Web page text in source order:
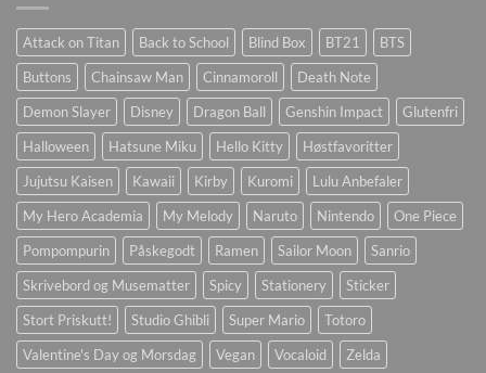
Attack on Titan Back to School Blind Box BT21
BTS
Buttons
Chainsaw Man Cinnamoroll
Death Note
Demon Slayer
Disney Dragon Ball Genshin Impact
Glutenfri
Halloween
Hatsune Miku Hello Kitty
Høstfavoritter
Jujutsu Kaisen
Kawaii Kirby Kuromi
Lulu Anbefaler
My Hero Academia
My Melody Naruto Nintendo
One Piece
Pompompurin
Påskegodt Ramen Sailor Moon
Sanrio
Skrivebord og Musematter
Spicy Stationery
Sticker
Stort Priskutt!
Studio Ghibli Super Mario
Totoro
Valentine's Day og Morsdag
Vegan Vocaloid Zelda